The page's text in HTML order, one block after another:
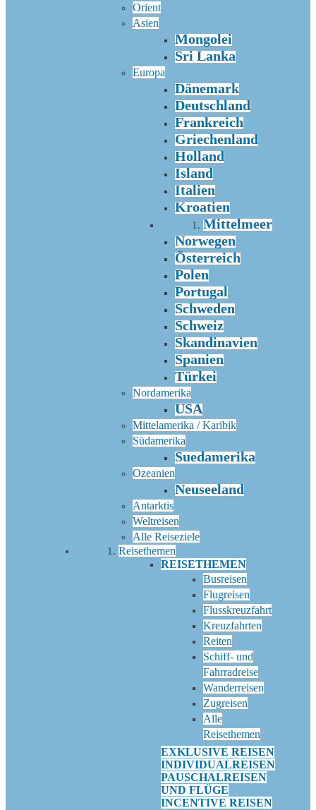
Orient
Asien
Mongolei
Sri Lanka
Europa
Dänemark
Deutschland
Frankreich
Griechenland
Holland
Island
Italien
Kroatien
Mittelmeer
Norwegen
Österreich
Polen
Portugal
Schweden
Schweiz
Skandinavien
Spanien
Türkei
Nordamerika
USA
Mittelamerika / Karibik
Südamerika
Suedamerika
Ozeanien
Neuseeland
Antarktis
Weltreisen
Alle Reiseziele
Reisethemen
REISETHEMEN
Busreisen
Flugreisen
Flusskreuzfahrt
Kreuzfahrten
Reiten
Schiff- und
Fahrradreise
Wanderreisen
Zugreisen
Alle
Reisethemen
EXKLUSIVE REISEN
INDIVIDUALREISEN
PAUSCHALREISEN
UND FLÜGE
INCENTIVE REISEN